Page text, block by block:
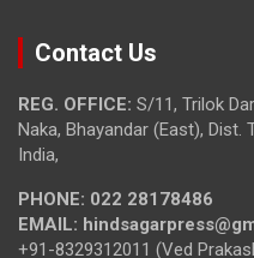
Contact Us
REG. OFFICE: S/11, Trilok
Naka, Bhayandar (East), Dist.
India,
PHONE: 022 28178486
EMAIL:
+91-8329312011 (Ved